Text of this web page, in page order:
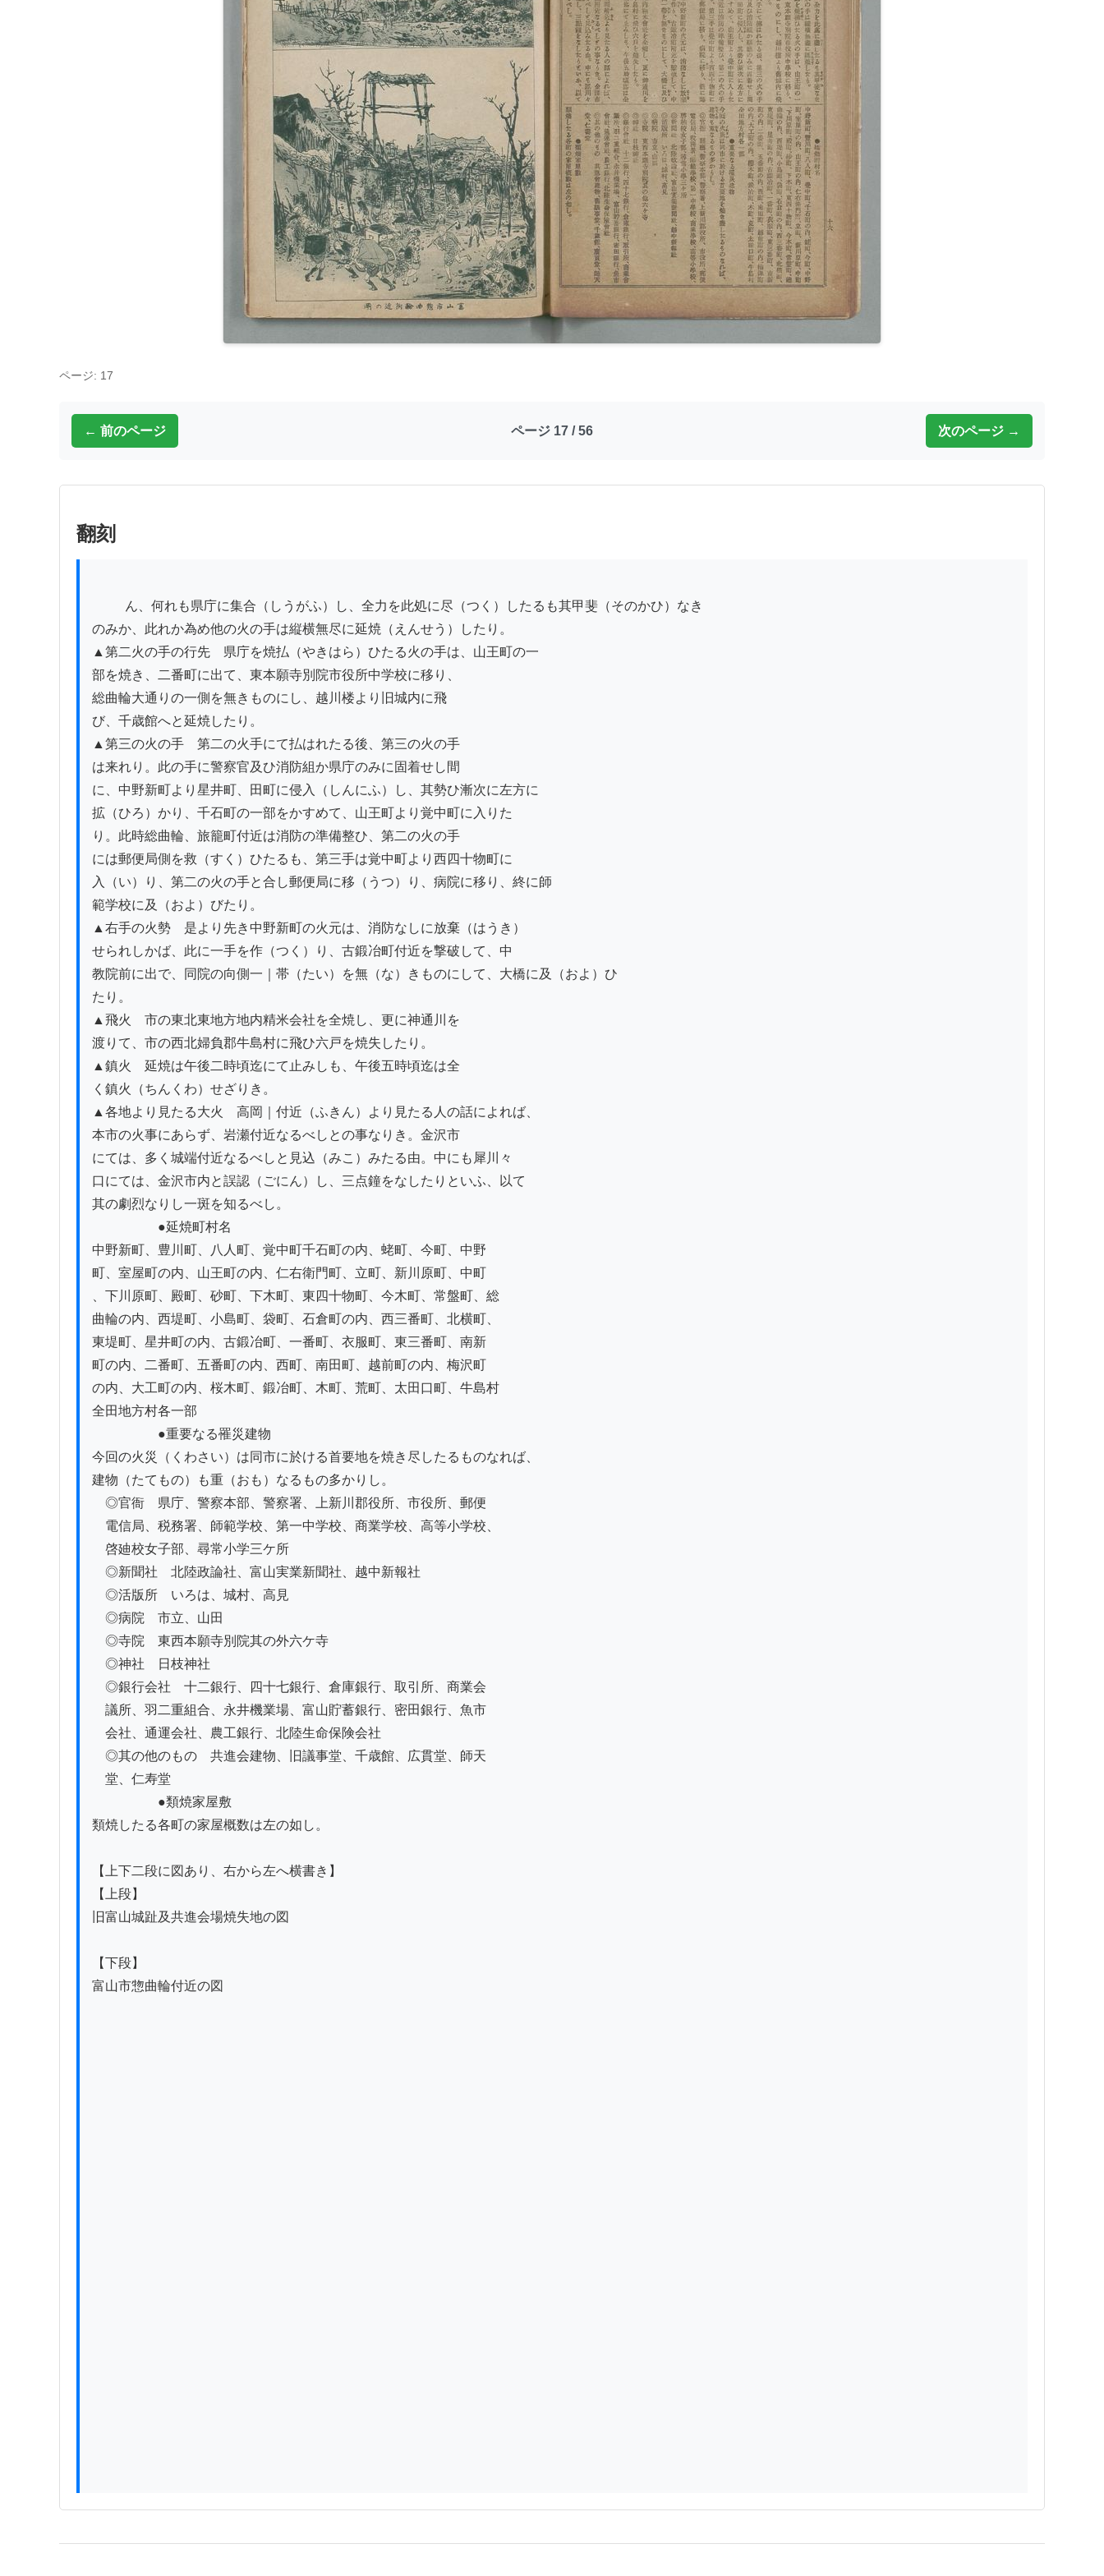
ページ: 17
← 前のページ ページ 17 / 56 次のページ →
翻刻
のみか、此れか為め他の火の手は縦横無尽に延焼（えんせう）したり。
▲第二火の手の行先　県庁を焼払（やきはら）ひたる火の手は、山王町の一
部を焼き、二番町に出て、東本願寺別院市役所中学校に移り、
総曲輪大通りの一側を無きものにし、越川楼より旧城内に飛
び、千歳館へと延焼したり。
▲第三の火の手　第二の火手にて払はれたる後、第三の火の手
は来れり。此の手に警察官及ひ消防組か県庁のみに固着せし間
に、中野新町より星井町、田町に侵入（しんにふ）し、其勢ひ漸次に左方に
拡（ひろ）かり、千石町の一部をかすめて、山王町より覚中町に入りた
り。此時総曲輪、旅籠町付近は消防の準備整ひ、第二の火の手
には郵便局側を救（すく）ひたるも、第三手は覚中町より西四十物町に
入（い）り、第二の火の手と合し郵便局に移（うつ）り、病院に移り、終に師
範学校に及（およ）びたり。
▲右手の火勢　是より先き中野新町の火元は、消防なしに放棄（はうき）
せられしかば、此に一手を作（つく）り、古鍛冶町付近を撃破して、中
教院前に出で、同院の向側一｜帯（たい）を無（な）きものにして、大橋に及（およ）ひ
たり。
▲飛火　市の東北東地方地内精米会社を全焼し、更に神通川を
渡りて、市の西北婦負郡牛島村に飛ひ六戸を焼失したり。
▲鎮火　延焼は午後二時頃迄にて止みしも、午後五時頃迄は全
く鎮火（ちんくわ）せざりき。
▲各地より見たる大火　高岡｜付近（ふきん）より見たる人の話によれば、
本市の火事にあらず、岩瀬付近なるべしとの事なりき。金沢市
にては、多く城端付近なるべしと見込（みこ）みたる由。中にも犀川々
口にては、金沢市内と誤認（ごにん）し、三点鐘をなしたりといふ、以て
其の劇烈なりし一斑を知るべし。
●延焼町村名
中野新町、豊川町、八人町、覚中町千石町の内、蛯町、今町、中野
町、室屋町の内、山王町の内、仁右衛門町、立町、新川原町、中町
、下川原町、殿町、砂町、下木町、東四十物町、今木町、常盤町、総
曲輪の内、西堤町、小島町、袋町、石倉町の内、西三番町、北横町、
東堤町、星井町の内、古鍛冶町、一番町、衣服町、東三番町、南新
町の内、二番町、五番町の内、西町、南田町、越前町の内、梅沢町
の内、大工町の内、桜木町、鍛冶町、木町、荒町、太田口町、牛島村
全田地方村各一部
●重要なる罹災建物
今回の火災（くわさい）は同市に於ける首要地を焼き尽したるものなれば、
建物（たてもの）も重（おも）なるもの多かりし。
◎官衙　県庁、警察本部、警察署、上新川郡役所、市役所、郵便
電信局、税務署、師範学校、第一中学校、商業学校、高等小学校、
啓廸校女子部、尋常小学三ケ所
◎新聞社　北陸政論社、富山実業新聞社、越中新報社
◎活版所　いろは、城村、高見
◎病院　市立、山田
◎寺院　東西本願寺別院其の外六ケ寺
◎神社　日枝神社
◎銀行会社　十二銀行、四十七銀行、倉庫銀行、取引所、商業会
議所、羽二重組合、永井機業場、富山貯蓄銀行、密田銀行、魚市
会社、通運会社、農工銀行、北陸生命保険会社
◎其の他のもの　共進会建物、旧議事堂、千歳館、広貫堂、師天
堂、仁寿堂
●類焼家屋敷
類焼したる各町の家屋概数は左の如し。
【上下二段に図あり、右から左へ横書き】
【上段】
旧富山城趾及共進会場焼失地の図
【下段】
富山市惣曲輪付近の図